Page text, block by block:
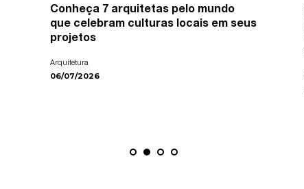
Conheça 7 arquitetas pelo mundo
que celebram culturas locais em seus
projetos
Arquitetura
06/07/2026